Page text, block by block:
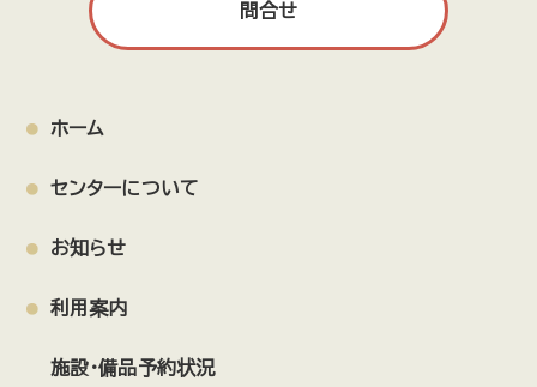
問合せ
ホーム
センターについて
お知らせ
利用案内
施設・備品予約状況